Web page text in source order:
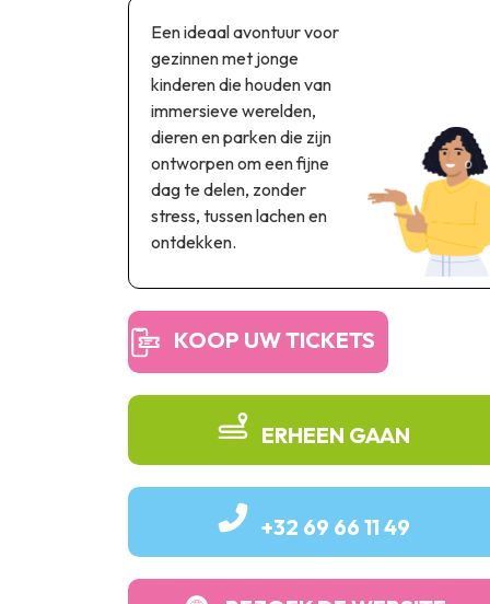
Een ideaal avontuur voor
gezinnen met jonge
kinderen die houden van
immersieve werelden,
dieren en parken die zijn
ontworpen om een fijne
dag te delen, zonder
stress, tussen lachen en
ontdekken.
KOOP UW TICKETS
ERHEEN GAAN
+32 69 66 11 49